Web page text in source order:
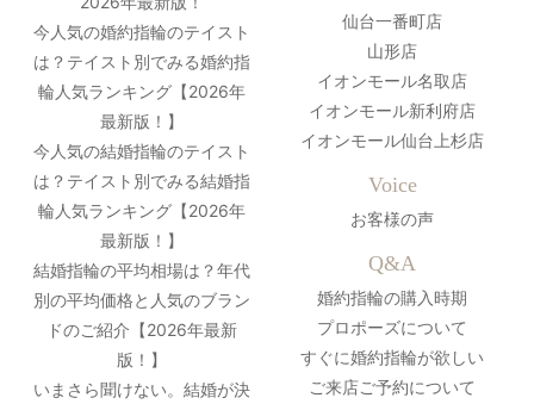
今人気の婚約指輪のテイスト
は？テイスト別でみる婚約指
輪人気ランキング【2026年
最新版！】
今人気の結婚指輪のテイスト
は？テイスト別でみる結婚指
輪人気ランキング【2026年
最新版！】
結婚指輪の平均相場は？年代
別の平均価格と人気のブラン
ドのご紹介【2026年最新
版！】
いまさら聞けない。結婚が決
仙台一番町店
山形店
イオンモール名取店
イオンモール新利府店
イオンモール仙台上杉店
Voice
お客様の声
Q&A
婚約指輪の購入時期
プロポーズについて
すぐに婚約指輪が欲しい
ご来店ご予約について